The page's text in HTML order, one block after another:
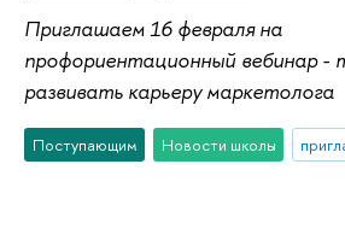
Приглашаем 16 февраля на
профориентационный вебинар -
развивать карьеру маркетолога
Поступающим Новости школы